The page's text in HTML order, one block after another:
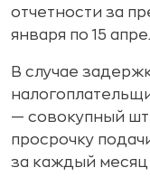
отчетности за
января по 15
В случае
— совокупный
просрочку
за каждый месяц